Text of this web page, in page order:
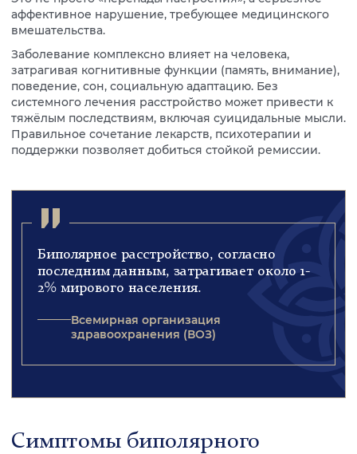
аффективное нарушение, требующее медицинского
вмешательства.
Заболевание комплексно влияет на человека,
затрагивая когнитивные функции (память, внимание),
поведение, сон, социальную адаптацию. Без
системного лечения расстройство может привести к
тяжёлым последствиям, включая суицидальные мысли.
Правильное сочетание лекарств, психотерапии и
поддержки позволяет добиться стойкой ремиссии.
Биполярное расстройство, согласно
последним данным, затрагивает около 1-
2% мирового населения.
Всемирная организация
здравоохранения (ВОЗ)
Симптомы биполярного